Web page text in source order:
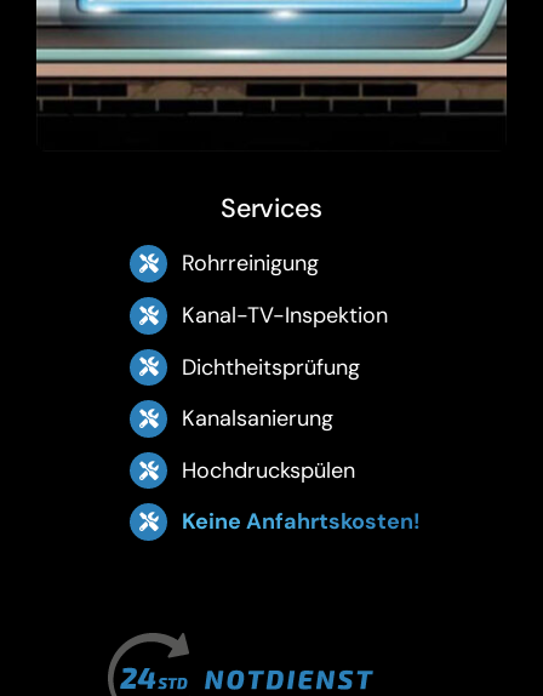
Services
Rohrreinigung
Kanal-TV-Inspektion
Dichtheitsprüfung
Kanalsanierung
Hochdruckspülen
Keine Anfahrtskosten!